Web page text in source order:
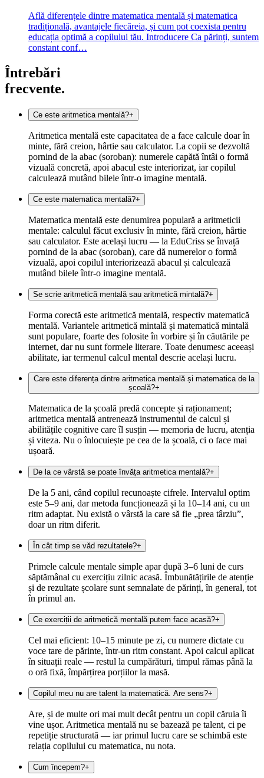
Află diferențele dintre matematica mentală și matematica
tradițională, avantajele fiecăreia, și cum pot coexista pentru
educația optimă a copilului tău. Introducere Ca părinți, suntem
constant conf…
Întrebări
frecvente.
Ce este aritmetica mentală?+
Aritmetica mentală este capacitatea de a face calcule doar în
minte, fără creion, hârtie sau calculator. La copii se dezvoltă
pornind de la abac (soroban): numerele capătă întâi o formă
vizuală concretă, apoi abacul este interiorizat, iar copilul
calculează mutând bilele într-o imagine mentală.
Ce este matematica mentală?+
Matematica mentală este denumirea populară a aritmeticii
mentale: calculul făcut exclusiv în minte, fără creion, hârtie
sau calculator. Este același lucru — la EduCriss se învață
pornind de la abac (soroban), care dă numerelor o formă
vizuală, apoi copilul interiorizează abacul și calculează
mutând bilele într-o imagine mentală.
Se scrie aritmetică mentală sau aritmetică mintală?+
Forma corectă este aritmetică mentală, respectiv matematică
mentală. Variantele aritmetică mintală și matematică mintală
sunt populare, foarte des folosite în vorbire și în căutările pe
internet, dar nu sunt formele literare. Toate denumesc aceeași
abilitate, iar termenul calcul mental descrie același lucru.
Care este diferența dintre aritmetica mentală și matematica de la
școală?+
Matematica de la școală predă concepte și raționament;
aritmetica mentală antrenează instrumentul de calcul și
abilitățile cognitive care îl susțin — memoria de lucru, atenția
și viteza. Nu o înlocuiește pe cea de la școală, ci o face mai
ușoară.
De la ce vârstă se poate învăța aritmetica mentală?+
De la 5 ani, când copilul recunoaște cifrele. Intervalul optim
este 5–9 ani, dar metoda funcționează și la 10–14 ani, cu un
ritm adaptat. Nu există o vârstă la care să fie „prea târziu”,
doar un ritm diferit.
În cât timp se văd rezultatele?+
Primele calcule mentale simple apar după 3–6 luni de curs
săptămânal cu exercițiu zilnic acasă. Îmbunătățirile de atenție
și de rezultate școlare sunt semnalate de părinți, în general, tot
în primul an.
Ce exerciții de aritmetică mentală putem face acasă?+
Cel mai eficient: 10–15 minute pe zi, cu numere dictate cu
voce tare de părinte, într-un ritm constant. Apoi calcul aplicat
în situații reale — restul la cumpărături, timpul rămas până la
o oră fixă, împărțirea porțiilor la masă.
Copilul meu nu are talent la matematică. Are sens?+
Are, și de multe ori mai mult decât pentru un copil căruia îi
vine ușor. Aritmetica mentală nu se bazează pe talent, ci pe
repetiție structurată — iar primul lucru care se schimbă este
relația copilului cu matematica, nu nota.
Cum începem?+